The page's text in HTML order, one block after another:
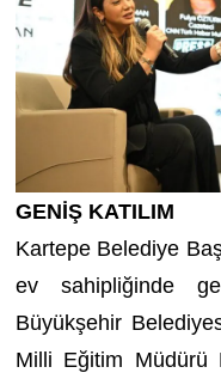
GENİŞ KATILIM
Kartepe Belediye
ev sahipliğinde
Büyükşehir
Milli Eğitim Müdürü